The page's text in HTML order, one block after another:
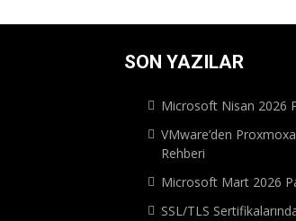
SON YAZILAR
Microsoft Nisan 2026
VMware’den
Rehberi
Microsoft Mart 2026
SSL/TLS